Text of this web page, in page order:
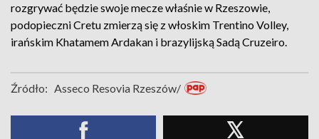
rozgrywać będzie swoje mecze właśnie w Rzeszowie,
podopieczni Cretu zmierzą się z włoskim Trentino Volley,
irańskim Khatamem Ardakan i brazylijską Sadą Cruzeiro.
Źródło: Asseco Resovia Rzeszów/